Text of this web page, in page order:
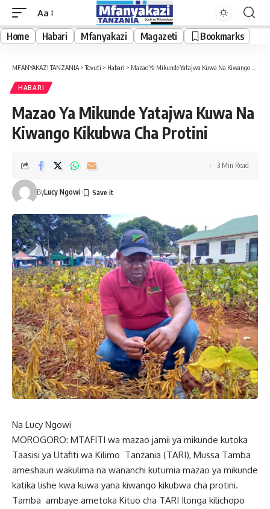
Font
Resizer
Aa
Home Habari Mfanyakazi Magazeti Bookmarks
MFANYAKAZI TANZANIA >Tovuti > Habari > Mazao Ya Mikunde Yatajwa Kuwa Na Kiwango Kikubwa Cha Protini
HABARI
Mazao Ya Mikunde Yatajwa Kuwa Na
Kiwango Kikubwa Cha Protini
ByLucy Ngowi
3 Min Read
Na Lucy Ngowi
MOROGORO: MTAFITI wa mazao jamii ya mikunde kutoka
Taasisi ya Utafiti wa Kilimo Tanzania (TARI), Mussa Tamba
ameshauri wakulima na wananchi kutumia mazao ya mikunde
katika lishe kwa kuwa yana kiwango kikubwa cha protini.
Tamba ambaye ametoka Kituo cha TARI Ilonga kilichopo